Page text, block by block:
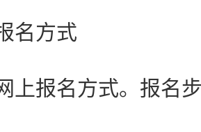
方式
报名方式。报名步